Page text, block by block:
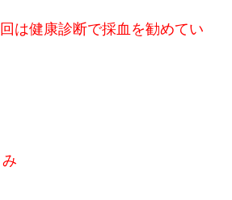
は健康診断で採血を勧めてい